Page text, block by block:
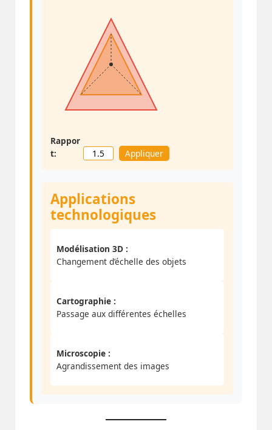
Rappor
t:
Appliquer
Applications
technologiques
Modélisation 3D :
Changement d’échelle des objets
Cartographie :
Passage aux différentes échelles
Microscopie :
Agrandissement des images